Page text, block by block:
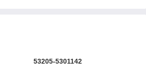
53205-5301142